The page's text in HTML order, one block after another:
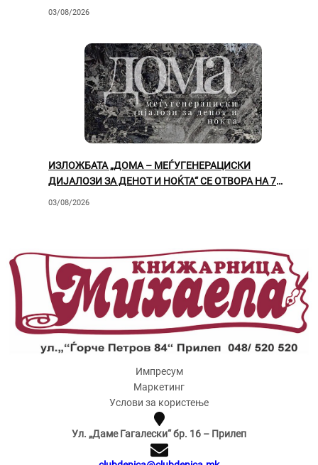
ЛИСТАТА!
03/08/2026
ИЗЛОЖБАТА „ДОМА – МЕЃУГЕНЕРАЦИСКИ
ДИЈАЛОЗИ ЗА ДЕНОТ И НОЌТА“ СЕ ОТВОРА НА 7
АВГУСТ ВО ПРИЛЕП
03/08/2026
Импресум
Маркетинг
Услови за користење
Ул. „Даме Гагалески“ бр. 16 – Прилеп